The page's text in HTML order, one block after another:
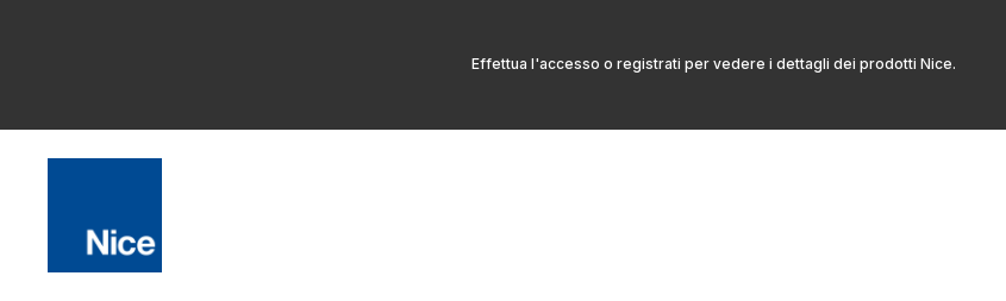
Effettua l'accesso o registrati per vedere i dettagli dei prodotti Nice.